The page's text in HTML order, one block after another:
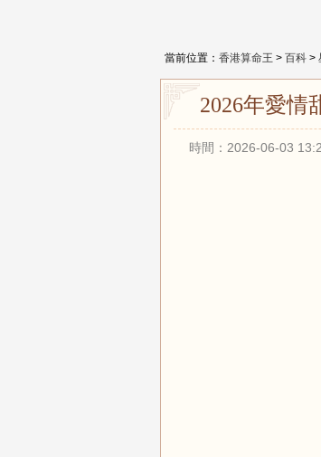
當前位置： 香港算命王 > 百科 >
2026年愛情
時間：2026-06-03